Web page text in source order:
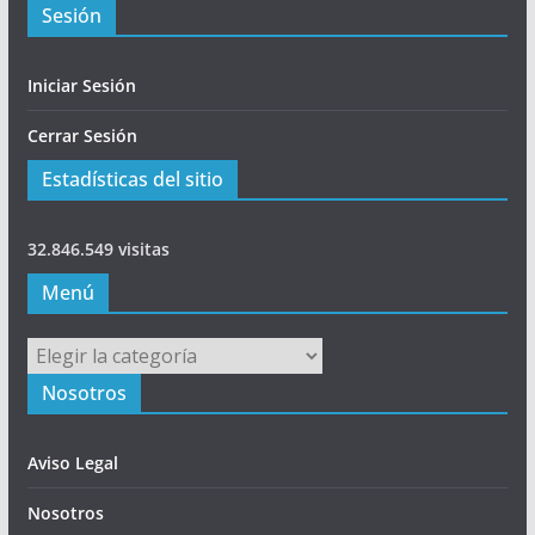
Sesión
Iniciar Sesión
Cerrar Sesión
Estadísticas del sitio
32.846.549 visitas
Menú
Menú
Nosotros
Aviso Legal
Nosotros